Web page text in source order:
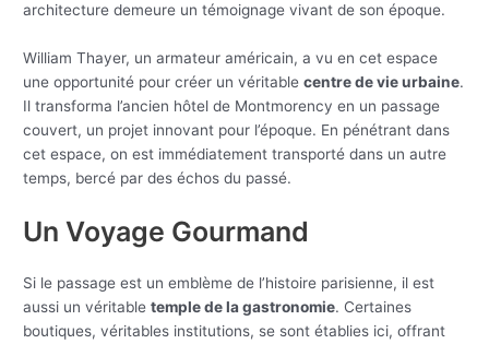
architecture demeure un témoignage vivant de son époque.
William Thayer, un armateur américain, a vu en cet espace
une opportunité pour créer un véritablecentre de vie urbaine.
Il transforma l’ancien hôtel de Montmorency en un passage
couvert, un projet innovant pour l’époque. En pénétrant dans
cet espace, on est immédiatement transporté dans un autre
temps, bercé par des échos du passé.
Un Voyage Gourmand
Si le passage est un emblème de l’histoire parisienne, il est
aussi un véritabletemple de la gastronomie. Certaines
boutiques, véritables institutions, se sont établies ici, offrant